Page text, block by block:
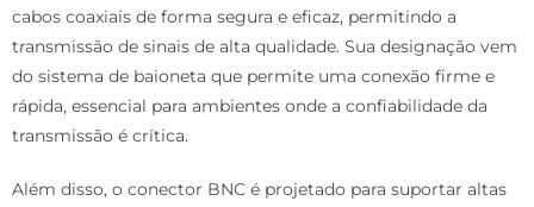
cabos coaxiais de forma segura e eficaz, permitindo a
transmissão de sinais de alta qualidade. Sua designação vem
do sistema de baioneta que permite uma conexão firme e
rápida, essencial para ambientes onde a confiabilidade da
transmissão é crítica.
Além disso, o conector BNC é projetado para suportar altas